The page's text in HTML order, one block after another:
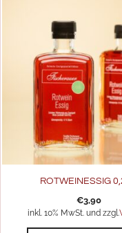
ROTWEINESSIG
€3,90
inkl. 10% MwSt. und zzgl.